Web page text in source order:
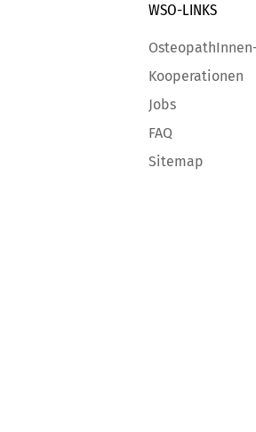
WSO-LINKS
Kooperationen
Jobs
FAQ
Sitemap